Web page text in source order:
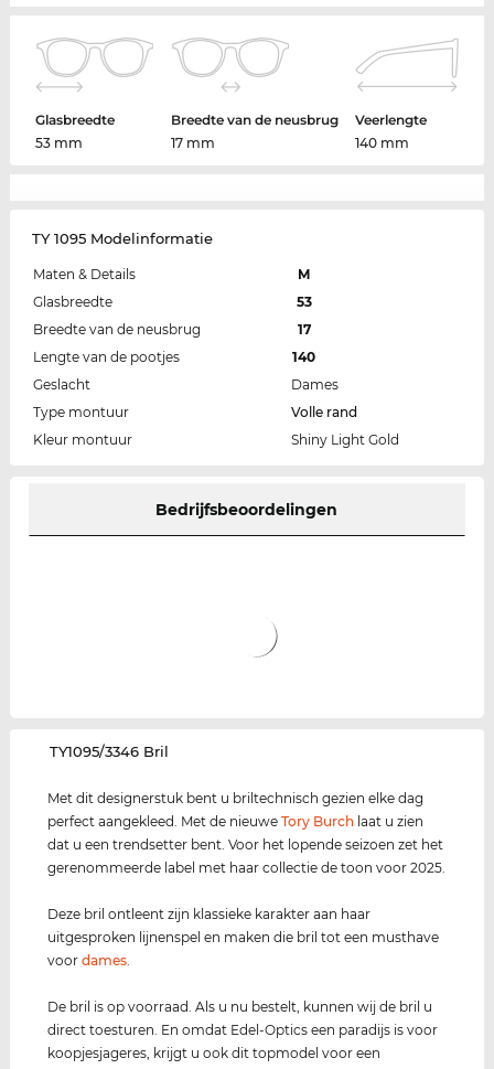
Glasbreedte
53 mm
Breedte van de neusbrug
17 mm
Veerlengte
140 mm
TY 1095 Modelinformatie
Maten & Details
M
Glasbreedte
53
Breedte van de neusbrug
17
Lengte van de pootjes
140
Geslacht
Dames
Type montuur
Volle rand
Kleur montuur
Shiny Light Gold
Bedrijfsbeoordelingen
‌TY1095/3346 Bril
Met dit designerstuk bent u briltechnisch gezien elke dag
perfect aangekleed. Met de nieuweTory Burch laat u zien
dat u een trendsetter bent. Voor het lopende seizoen zet het
gerenommeerde label met haar collectie de toon voor 2025.
Deze bril ontleent zijn klassieke karakter aan haar
uitgesproken lijnenspel en maken die bril tot een musthave
voordames
De bril is op voorraad. Als u nu bestelt, kunnen wij de bril u
direct toesturen. En omdat Edel-Optics een paradijs is voor
koopjesjageres, krijgt u ook dit topmodel voor een